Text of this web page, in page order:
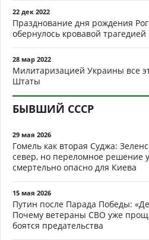
22 дек 2022
Празднование дня рождения
обернулось кровавой трагедией
28 мар 2022
Милитаризацией Украины все
Штаты
БЫВШИЙ СССР
29 мая 2026
Гомель как вторая Суджа:
север, но переломное решение
смертельно опасно для Киева
15 мая 2026
Путин после Парада Победы:
Почему ветераны СВО уже
боятся предательства